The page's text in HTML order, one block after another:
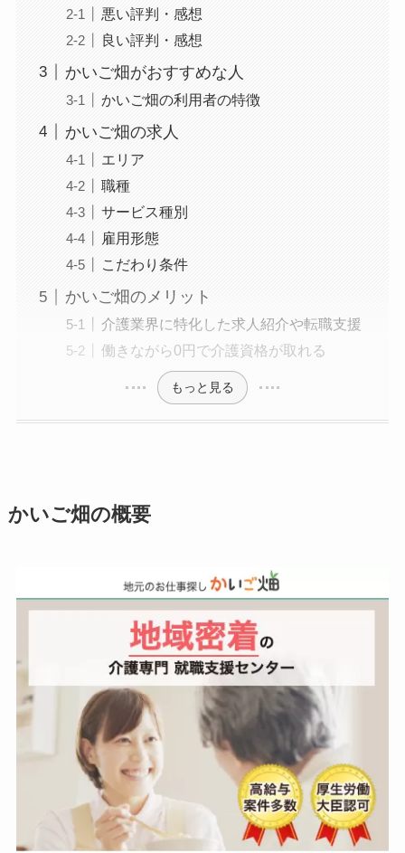
悪い評判・感想
良い評判・感想
かいご畑がおすすめな人
かいご畑の利用者の特徴
かいご畑の求人
エリア
職種
サービス種別
雇用形態
こだわり条件
かいご畑のメリット
介護業界に特化した求人紹介や転職支援
働きながら0円で介護資格が取れる
もっと見る
かいご畑の概要